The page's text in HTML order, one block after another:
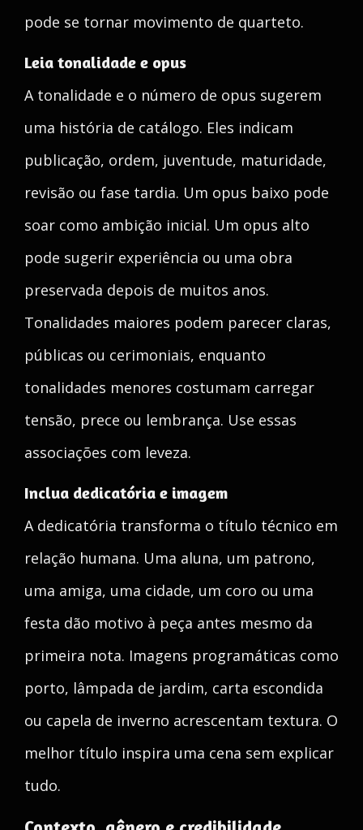
pode se tornar movimento de quarteto.
Leia tonalidade e opus
A tonalidade e o número de opus sugerem
uma história de catálogo. Eles indicam
publicação, ordem, juventude, maturidade,
revisão ou fase tardia. Um opus baixo pode
soar como ambição inicial. Um opus alto
pode sugerir experiência ou uma obra
preservada depois de muitos anos.
Tonalidades maiores podem parecer claras,
públicas ou cerimoniais, enquanto
tonalidades menores costumam carregar
tensão, prece ou lembrança. Use essas
associações com leveza.
Inclua dedicatória e imagem
A dedicatória transforma o título técnico em
relação humana. Uma aluna, um patrono,
uma amiga, uma cidade, um coro ou uma
festa dão motivo à peça antes mesmo da
primeira nota. Imagens programáticas como
porto, lâmpada de jardim, carta escondida
ou capela de inverno acrescentam textura. O
melhor título inspira uma cena sem explicar
tudo.